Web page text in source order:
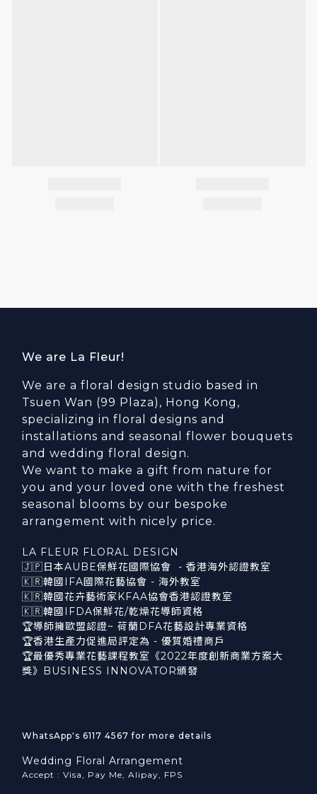
We are La Fleur!
We are a floral design studio based in
Tsuen Wan (99 Plaza), Hong Kong,
specializing in floral designs and
installations and seasonal flower bouquets
and wedding floral design.
We want to make a gift from nature for
you and your loved one with the freshest
seasonal blooms by our bespoke
arrangement with nicely price.
LA FLEUR FLORAL DESIGN
🇯🇵日本AUBE保鮮花國際協會 - 香港海外認證教室
🇰🇷韓國IFA國際花藝協會 - 海外教室
🇰🇷韓國花卉藝術家KFAA協會香港認證教室
🇰🇷韓國IFDA保鮮花/乾燥花導師資格
🏆導師擁歐盟認證~ 荷蘭DFA花藝設計專業資格
🏆香港生產力促進局評定為 - 優質婚禮商戶
🏆最優秀專業花藝課程教室《2022年度創新商業方案大
獎》BUSINESS INNOVATOR頒發
WhatsApp's 6117 4567 for more details
Wedding Floral Arrangement
Accept : Visa, Pay Me, Alipay, FPS